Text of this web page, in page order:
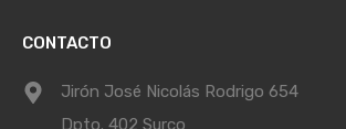
CONTACTO
Jirón José Nicolás Rodrigo 654
Dpto. 402 Surco